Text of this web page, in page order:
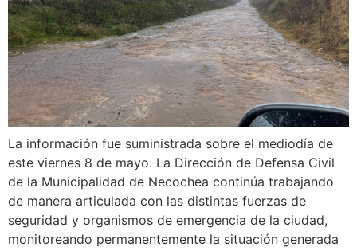
La información fue suministrada sobre el mediodía de
este viernes 8 de mayo. La Dirección de Defensa Civil
de la Municipalidad de Necochea continúa trabajando
de manera articulada con las distintas fuerzas de
seguridad y organismos de emergencia de la ciudad,
monitoreando permanentemente la situación generada